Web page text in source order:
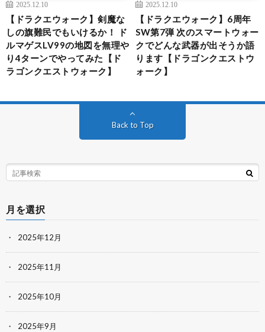
2025.12.10
【ドラクエウォーク】剣魔な
しの旗難民でもいけるか！ ド
ルマゲスLV99の地図を無理や
り4ターンでやってみた【ド
ラゴンクエストウォーク】
2025.12.10
【ドラクエウォーク】6周年
SW第7弾 次のスマートウォー
クでどんな武器が出そうか語
ります【ドラゴンクエストウ
ォーク】
Back to Top
月を選択
2025年12月
2025年11月
2025年10月
2025年9月